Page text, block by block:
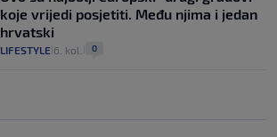
koje vrijedi posjetiti. Među njima i jedan
hrvatski
LIFESTYLE 6. kol. 0